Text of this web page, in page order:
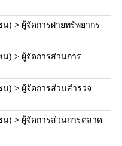
น) > ผู้จัดการฝ่ายทรัพยากร
น) > ผู้จัดการส่วนการ
น) > ผู้จัดการส่วนสำรวจ
น) > ผู้จัดการส่วนการตลาด